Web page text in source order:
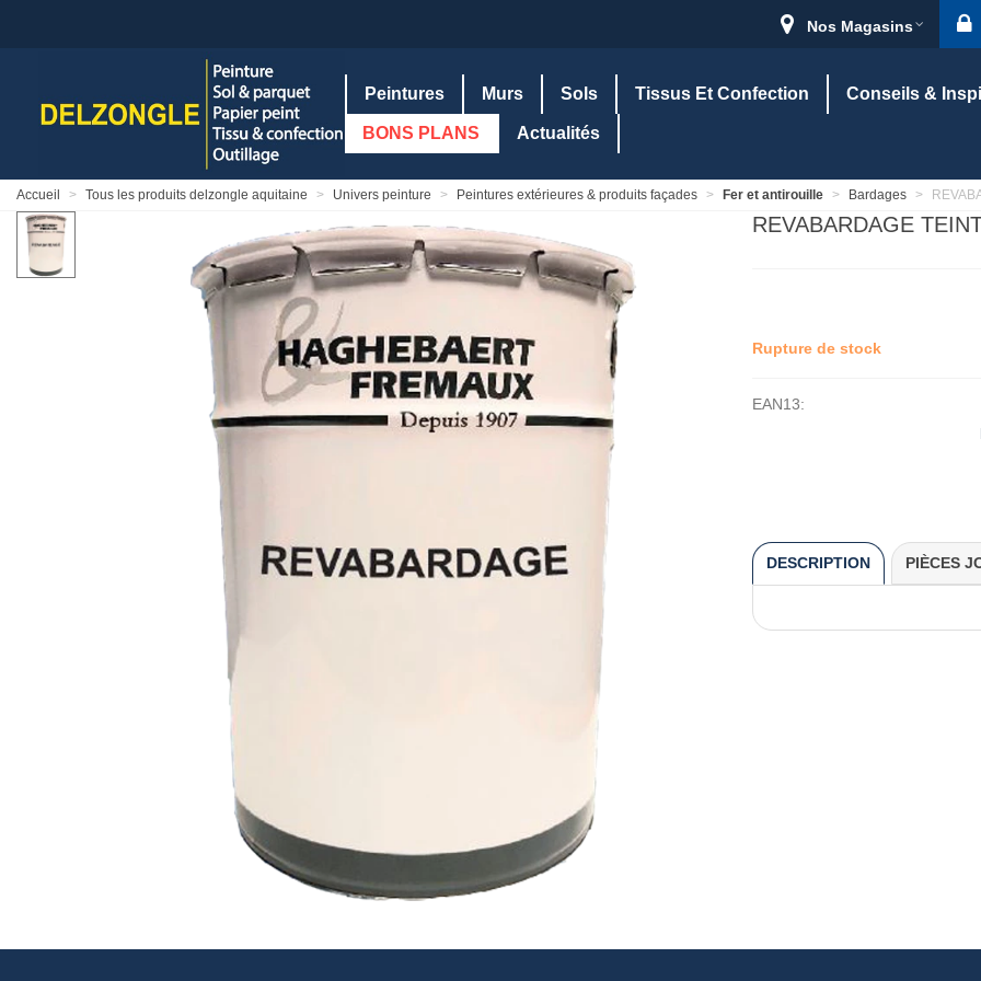
Nos Magasins
Peintures Murs Sols Tissus Et Confection Conseils &
BONS PLANS Actualités
Accueil > Tous les produits delzongle aquitaine > Univers peinture > Peintures extérieures & produits façades > Fer et antirouille > Bardages >
REVABARDAGE
Rupture de stock
EAN13:
DESCRIPTION PIÈCES